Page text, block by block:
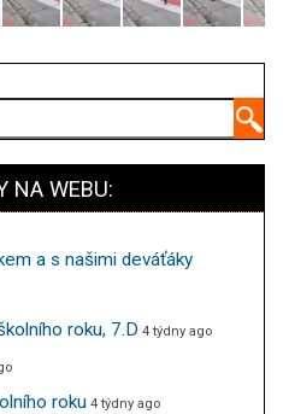
NA WEBU:
a s našimi deváťáky
roku, 7.D 4 týdny ago
roku 4 týdny ago